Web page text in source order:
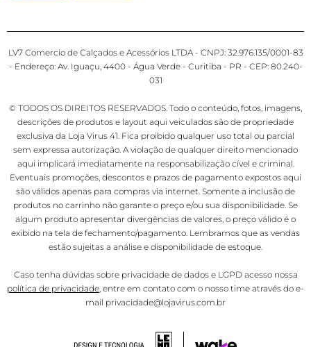
LV7 Comercio de Calçados e Acessórios LTDA - CNPJ: 32.976.135/0001-83
- Endereço: Av. Iguaçu, 4400 - Água Verde - Curitiba - PR - CEP: 80.240-
031
© TODOS OS DIREITOS RESERVADOS. Todo o conteúdo, fotos, imagens,
descrições de produtos e layout aqui veiculados são de propriedade
exclusiva da Loja Virus 41. Fica proibido qualquer uso total ou parcial
sem expressa autorização. A violação de qualquer direito mencionado
aqui implicará imediatamente na responsabilização cível e criminal.
Eventuais promoções, descontos e prazos de pagamento expostos aqui
são válidos apenas para compras via internet. Somente a inclusão de
produtos no carrinho não garante o preço e/ou sua disponibilidade. Se
algum produto apresentar divergências de valores, o preço válido é o
exibido na tela de fechamento/pagamento. Lembramos que as vendas
estão sujeitas a análise e disponibilidade de estoque.
Caso tenha dúvidas sobre privacidade de dados e LGPD acesso nossa
política de privacidade , entre em contato com o nosso time através do e-
mail privacidade@lojavirus.com.br